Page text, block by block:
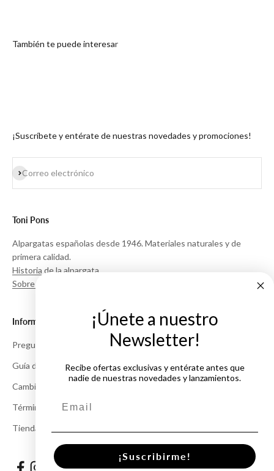
¡Suscríbete y entérate de nuestras novedades y promociones!
Correo electrónico
Suscribirse
Toni Pons
Alpargatas españolas desde 1946. Materiales naturales y de
primera calidad.
Historia de la alpargata
Sobre Nosotros
Información
Preguntas Frecuentes
Guía de Tallas
Cambios y Devoluciones
Términos y Condiciones
Tiendas
¡Únete a nuestro
Newsletter!
Recibe ofertas exclusivas y entérate antes que
nadie de nuestras novedades y lanzamientos.
¡Suscribirme!